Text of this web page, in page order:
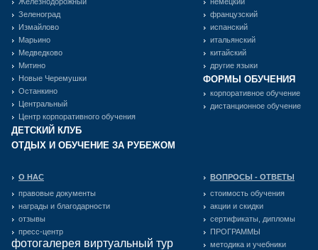
Зеленоград
Измайлово
Марьино
Медведково
Митино
Новые Черемушки
Останкино
Центральный
Центр корпоративного обучения
ДЕТСКИЙ КЛУБ
ОТДЫХ И ОБУЧЕНИЕ ЗА РУБЕЖОМ
французский
испанский
итальянский
китайский
другие языки
ФОРМЫ ОБУЧЕНИЯ
корпоративное обучение
дистанционное обучение
О НАС
ВОПРОСЫ - ОТВЕТЫ
правовые документы
награды и благодарности
отзывы
пресс-центр
фотогалерея виртуальный тур
стоимость обучения
акции и скидки
сертификаты, дипломы
ПРОГРАММЫ
методика и учебники